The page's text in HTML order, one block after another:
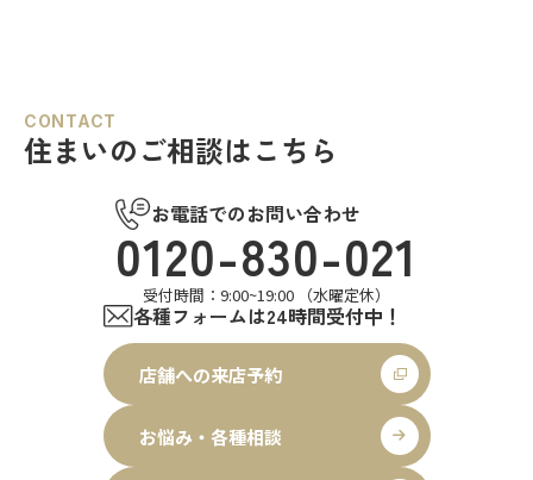
CONTACT
住まいのご相談はこちら
お電話でのお問い合わせ
0120-830-021
受付時間：9:00~19:00 （水曜定休）
各種フォームは24時間受付中！
店舗への来店予約
お悩み・各種相談